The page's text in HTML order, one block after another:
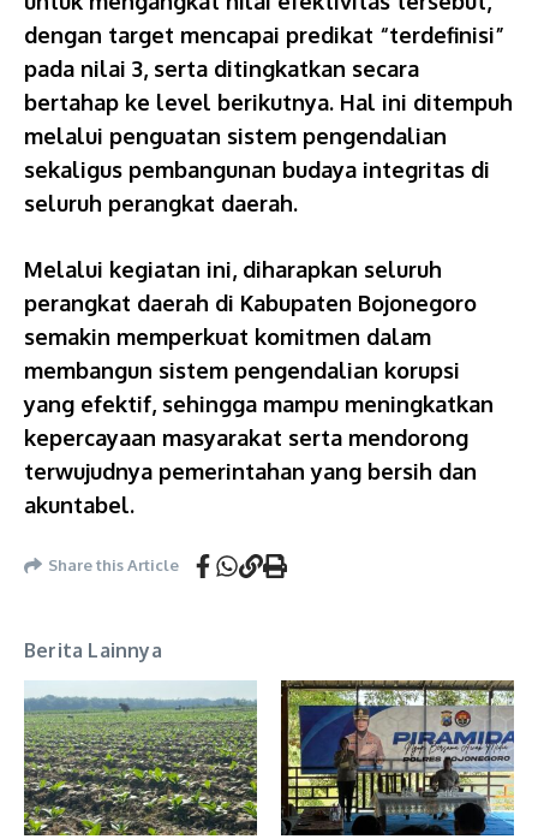
dengan target mencapai predikat “terdefinisi”
pada nilai 3, serta ditingkatkan secara
bertahap ke level berikutnya. Hal ini ditempuh
melalui penguatan sistem pengendalian
sekaligus pembangunan budaya integritas di
seluruh perangkat daerah.
Melalui kegiatan ini, diharapkan seluruh
perangkat daerah di Kabupaten Bojonegoro
semakin memperkuat komitmen dalam
membangun sistem pengendalian korupsi
yang efektif, sehingga mampu meningkatkan
kepercayaan masyarakat serta mendorong
terwujudnya pemerintahan yang bersih dan
akuntabel.
Share this Article
Berita Lainnya